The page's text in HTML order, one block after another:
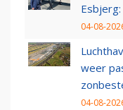
04-08-
weer
04-08-